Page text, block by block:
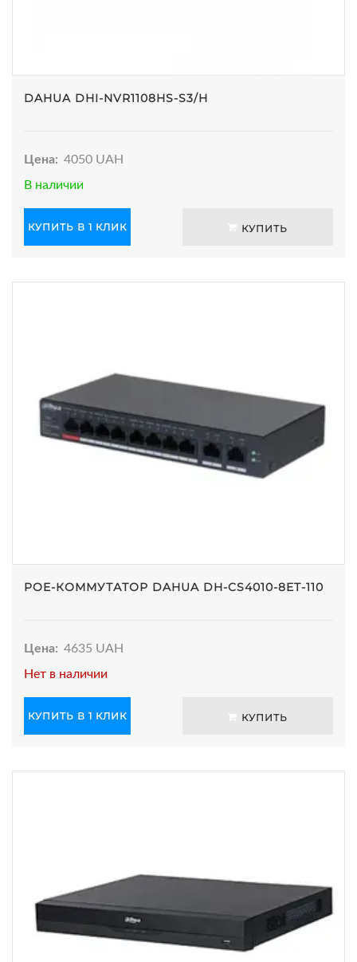
DAHUA DHI-NVR1108HS-S3/H
Цена: 4050 UAH
В наличии
КУПИТЬ В 1 КЛИК КУПИТЬ
POE-КОММУТАТОР DAHUA DH-CS4010-8ET-110
Цена: 4635 UAH
Нет в наличии
КУПИТЬ В 1 КЛИК КУПИТЬ